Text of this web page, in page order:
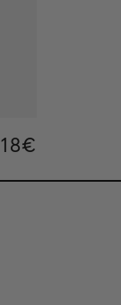
Regular
18€
Regular
18€